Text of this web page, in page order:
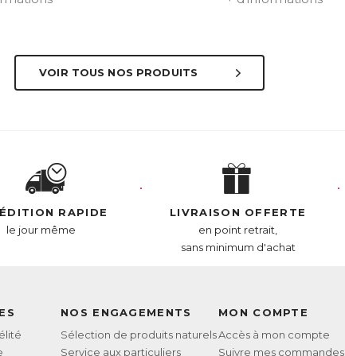
VOIR TOUS NOS PRODUITS
RAPIDE
le jour même
LIVRAISON OFFERTE
en point retrait,
sans minimum d'achat
NOS ENGAGEMENTS
Sélection de produits naturels
Service aux particuliers
MON COMPTE
Accès à mon compte
Suivre mes commandes